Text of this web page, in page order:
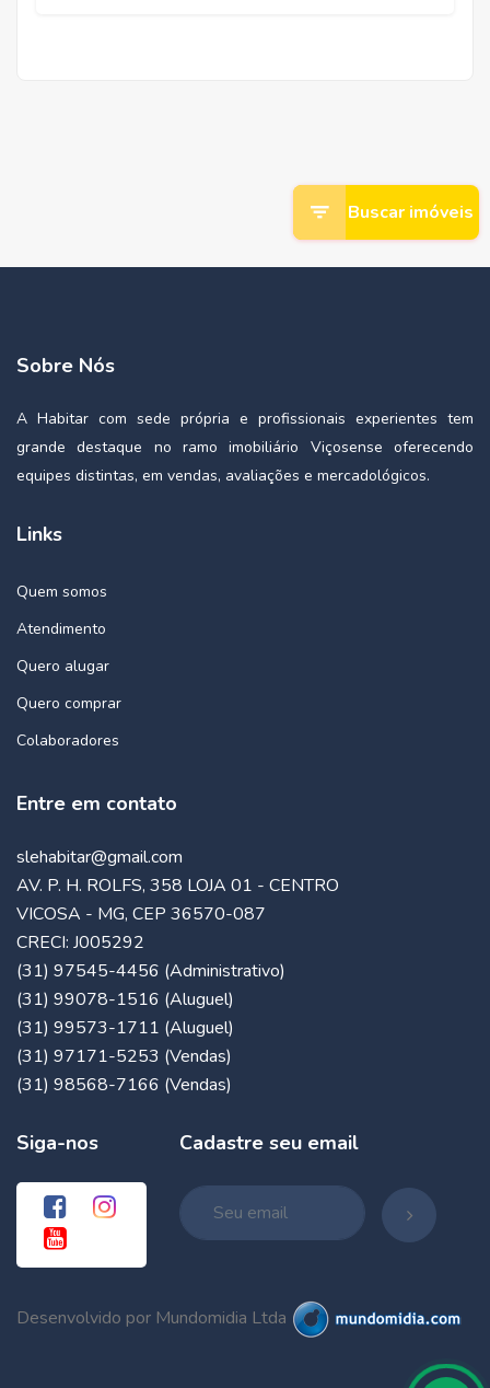
Buscar imóveis
Sobre Nós
A Habitar com sede própria e profissionais experientes tem
grande destaque no ramo imobiliário Viçosense oferecendo
equipes distintas, em vendas, avaliações e mercadológicos.
Links
Quem somos
Atendimento
Quero alugar
Quero comprar
Colaboradores
Entre em contato
slehabitar@gmail.com
AV. P. H. ROLFS, 358 LOJA 01 - CENTRO
VICOSA - MG, CEP 36570-087
CRECI: J005292
(31) 97545-4456 (Administrativo)
(31) 99078-1516 (Aluguel)
(31) 99573-1711 (Aluguel)
(31) 97171-5253 (Vendas)
(31) 98568-7166 (Vendas)
Siga-nos Cadastre seu email
Desenvolvido por Mundomidia Ltda